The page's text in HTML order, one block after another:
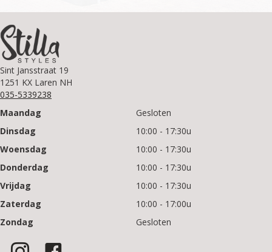
Sint Jansstraat 19
1251 KX Laren NH
035-5339238
Maandag
Gesloten
Dinsdag
10:00 - 17:30u
Woensdag
10:00 - 17:30u
Donderdag
10:00 - 17:30u
Vrijdag
10:00 - 17:30u
Zaterdag
10:00 - 17:00u
Zondag
Gesloten